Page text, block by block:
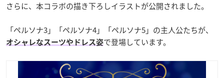
さらに、本コラボの描き下ろしイラストが公開されました。
「ペルソナ3」「ペルソナ4」「ペルソナ5」の主人公たちが、
オシャレなスーツやドレス姿で登場しています。